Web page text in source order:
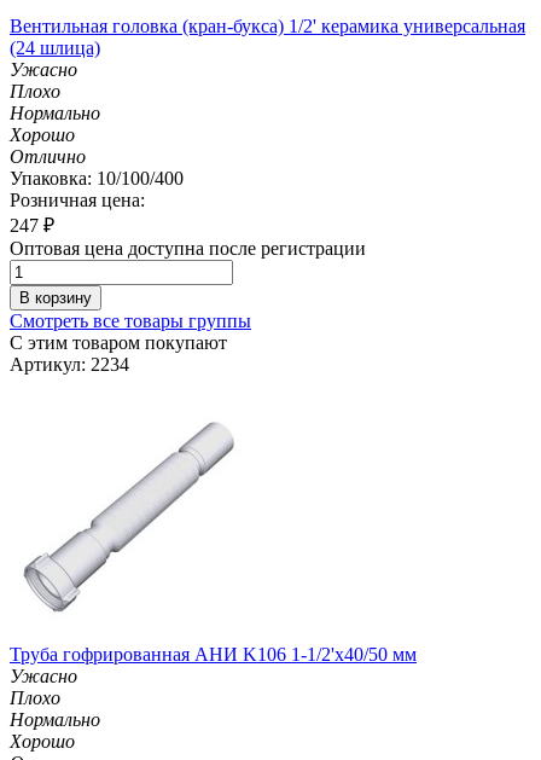
Вентильная головка (кран-букса) 1/2' керамика универсальная
(24 шлица)
Ужасно
Плохо
Нормально
Хорошо
Отлично
Упаковка: 10/100/400
Розничная цена:
247 ₽
Оптовая цена доступна после регистрации
В корзину
Смотреть все товары группы
С этим товаром покупают
Артикул: 2234
Труба гофрированная АНИ K106 1-1/2'х40/50 мм
Ужасно
Плохо
Нормально
Хорошо